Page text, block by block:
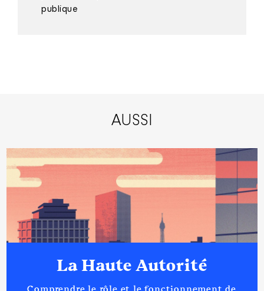
publique
AUSSI
La Haute Autorité